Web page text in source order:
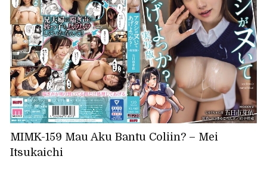
MIMK-159 Mau Aku Bantu Coliin? – Mei
Itsukaichi